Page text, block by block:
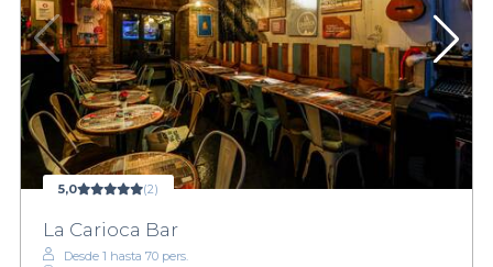
5,0 (2)
La Carioca Bar
Desde 1 hasta 70 pers.